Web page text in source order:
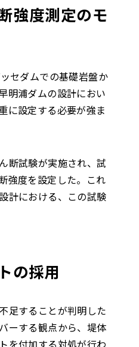
強度測定のモ
セダムでの基礎岩盤か
明浦ダムの設計におい
に設定する必要が強ま
断試験が実施され、試
強度を設定した。これ
計における、この試験
の採用
足することが判明した
ーする観点から、堤体